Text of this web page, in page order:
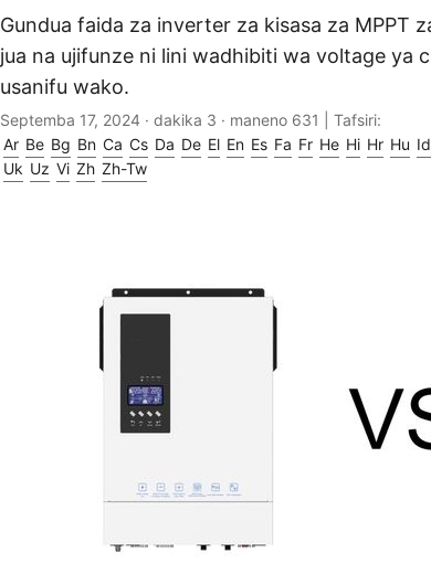
Gundua faida za inverter za kisasa za MPPT
jua na ujifunze ni lini wadhibiti wa voltage ya
usanifu wako.
Septemba 17, 2024 · dakika 3 · maneno 631 | Tafsiri:
Ar Be Bg Bn Ca Cs Da De El En Es Fa Fr He Hi Hr Hu Id
Uk Uz Vi Zh Zh-Tw